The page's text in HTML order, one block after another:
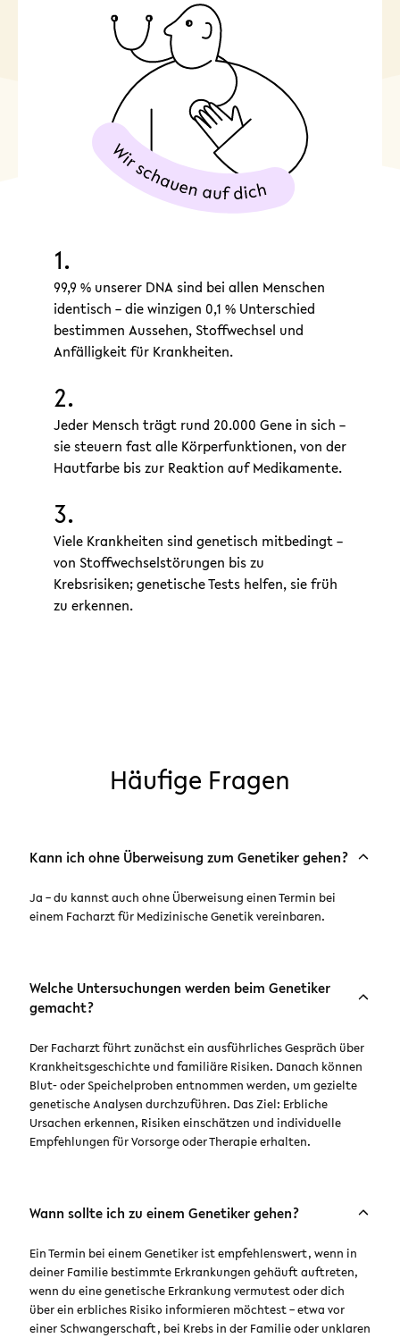
1.
99,9 % unserer DNA sind bei allen Menschen
identisch – die winzigen 0,1 % Unterschied
bestimmen Aussehen, Stoffwechsel und
Anfälligkeit für Krankheiten.
2.
Jeder Mensch trägt rund 20.000 Gene in sich –
sie steuern fast alle Körperfunktionen, von der
Hautfarbe bis zur Reaktion auf Medikamente.
3.
Viele Krankheiten sind genetisch mitbedingt –
von Stoffwechselstörungen bis zu
Krebsrisiken; genetische Tests helfen, sie früh
zu erkennen.
Häufige Fragen
Kann ich ohne Überweisung zum Genetiker gehen?
Ja – du kannst auch ohne Überweisung einen Termin bei
einem Facharzt für Medizinische Genetik vereinbaren.
Welche Untersuchungen werden beim Genetiker
gemacht?
Der Facharzt führt zunächst ein ausführliches Gespräch über
Krankheitsgeschichte und familiäre Risiken. Danach können
Blut- oder Speichelproben entnommen werden, um gezielte
genetische Analysen durchzuführen. Das Ziel: Erbliche
Ursachen erkennen, Risiken einschätzen und individuelle
Empfehlungen für Vorsorge oder Therapie erhalten.
Wann sollte ich zu einem Genetiker gehen?
Ein Termin bei einem Genetiker ist empfehlenswert, wenn in
deiner Familie bestimmte Erkrankungen gehäuft auftreten,
wenn du eine genetische Erkrankung vermutest oder dich
über ein erbliches Risiko informieren möchtest – etwa vor
einer Schwangerschaft, bei Krebs in der Familie oder unklaren